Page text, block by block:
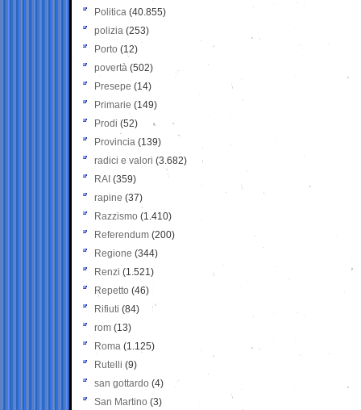
Politica (40.855)
polizia (253)
Porto (12)
povertà (502)
Presepe (14)
Primarie (149)
Prodi (52)
Provincia (139)
radici e valori (3.682)
RAI (359)
rapine (37)
Razzismo (1.410)
Referendum (200)
Regione (344)
Renzi (1.521)
Repetto (46)
Rifiuti (84)
rom (13)
Roma (1.125)
Rutelli (9)
san gottardo (4)
San Martino (3)